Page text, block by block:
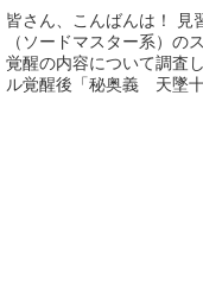
皆さん、こんばんは！ 見
（ソードマスター系）の
覚醒の内容について調査
ル覚醒後「秘奥義 天墜十